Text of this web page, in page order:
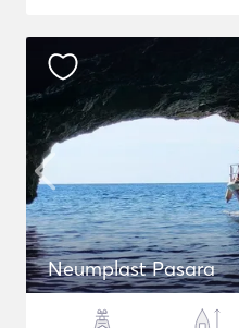
Neumplast Pasara